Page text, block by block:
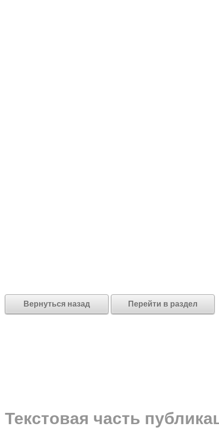
Вернуться назад Перейти в раздел
Текстовая часть